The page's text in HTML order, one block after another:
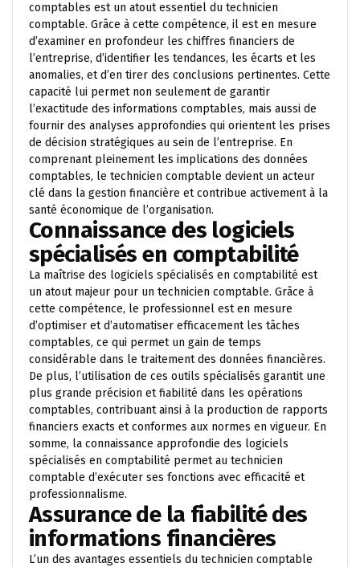
comptables est un atout essentiel du technicien
comptable. Grâce à cette compétence, il est en mesure
d’examiner en profondeur les chiffres financiers de
l’entreprise, d’identifier les tendances, les écarts et les
anomalies, et d’en tirer des conclusions pertinentes. Cette
capacité lui permet non seulement de garantir
l’exactitude des informations comptables, mais aussi de
fournir des analyses approfondies qui orientent les prises
de décision stratégiques au sein de l’entreprise. En
comprenant pleinement les implications des données
comptables, le technicien comptable devient un acteur
clé dans la gestion financière et contribue activement à la
santé économique de l’organisation.
Connaissance des logiciels
spécialisés en comptabilité
La maîtrise des logiciels spécialisés en comptabilité est
un atout majeur pour un technicien comptable. Grâce à
cette compétence, le professionnel est en mesure
d’optimiser et d’automatiser efficacement les tâches
comptables, ce qui permet un gain de temps
considérable dans le traitement des données financières.
De plus, l’utilisation de ces outils spécialisés garantit une
plus grande précision et fiabilité dans les opérations
comptables, contribuant ainsi à la production de rapports
financiers exacts et conformes aux normes en vigueur. En
somme, la connaissance approfondie des logiciels
spécialisés en comptabilité permet au technicien
comptable d’exécuter ses fonctions avec efficacité et
professionnalisme.
Assurance de la fiabilité des
informations financières
L’un des avantages essentiels du technicien comptable